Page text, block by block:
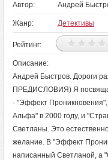
Автор: Андрей
Жанр: Детективы
Рейтинг:
Описание:
Андрей Быстров.
ПРЕДИСЛОВИЯ) Я
- "Эффект
Альфа" в 2000 году, и
Светланы. Это
желание. В "Эффект
написанный Светланой, а